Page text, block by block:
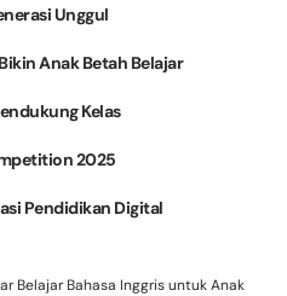
Unggul
Anak Betah Belajar
Kelas
2025
Pendidikan Digital
Belajar Bahasa Inggris untuk Anak